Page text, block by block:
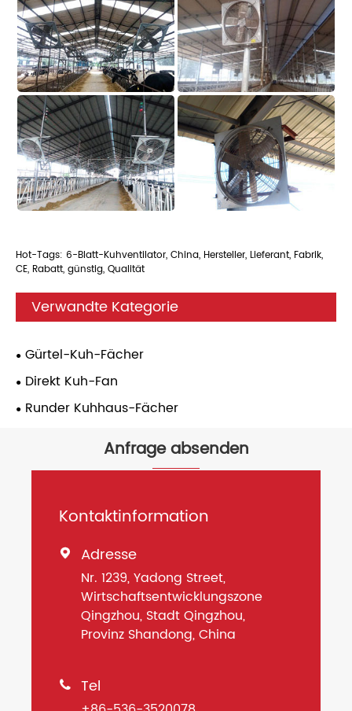
Hot-Tags: 6-Blatt-Kuhventilator, China, Hersteller, Lieferant, Fabrik,
CE, Rabatt, günstig, Qualität
Verwandte Kategorie
Gürtel-Kuh-Fächer
Direkt Kuh-Fan
Runder Kuhhaus-Fächer
Anfrage absenden
Kontaktinformation
 Adresse
Nr. 1239, Yadong Street,
Wirtschaftsentwicklungszone
Qingzhou, Stadt Qingzhou,
Provinz Shandong, China
 Tel